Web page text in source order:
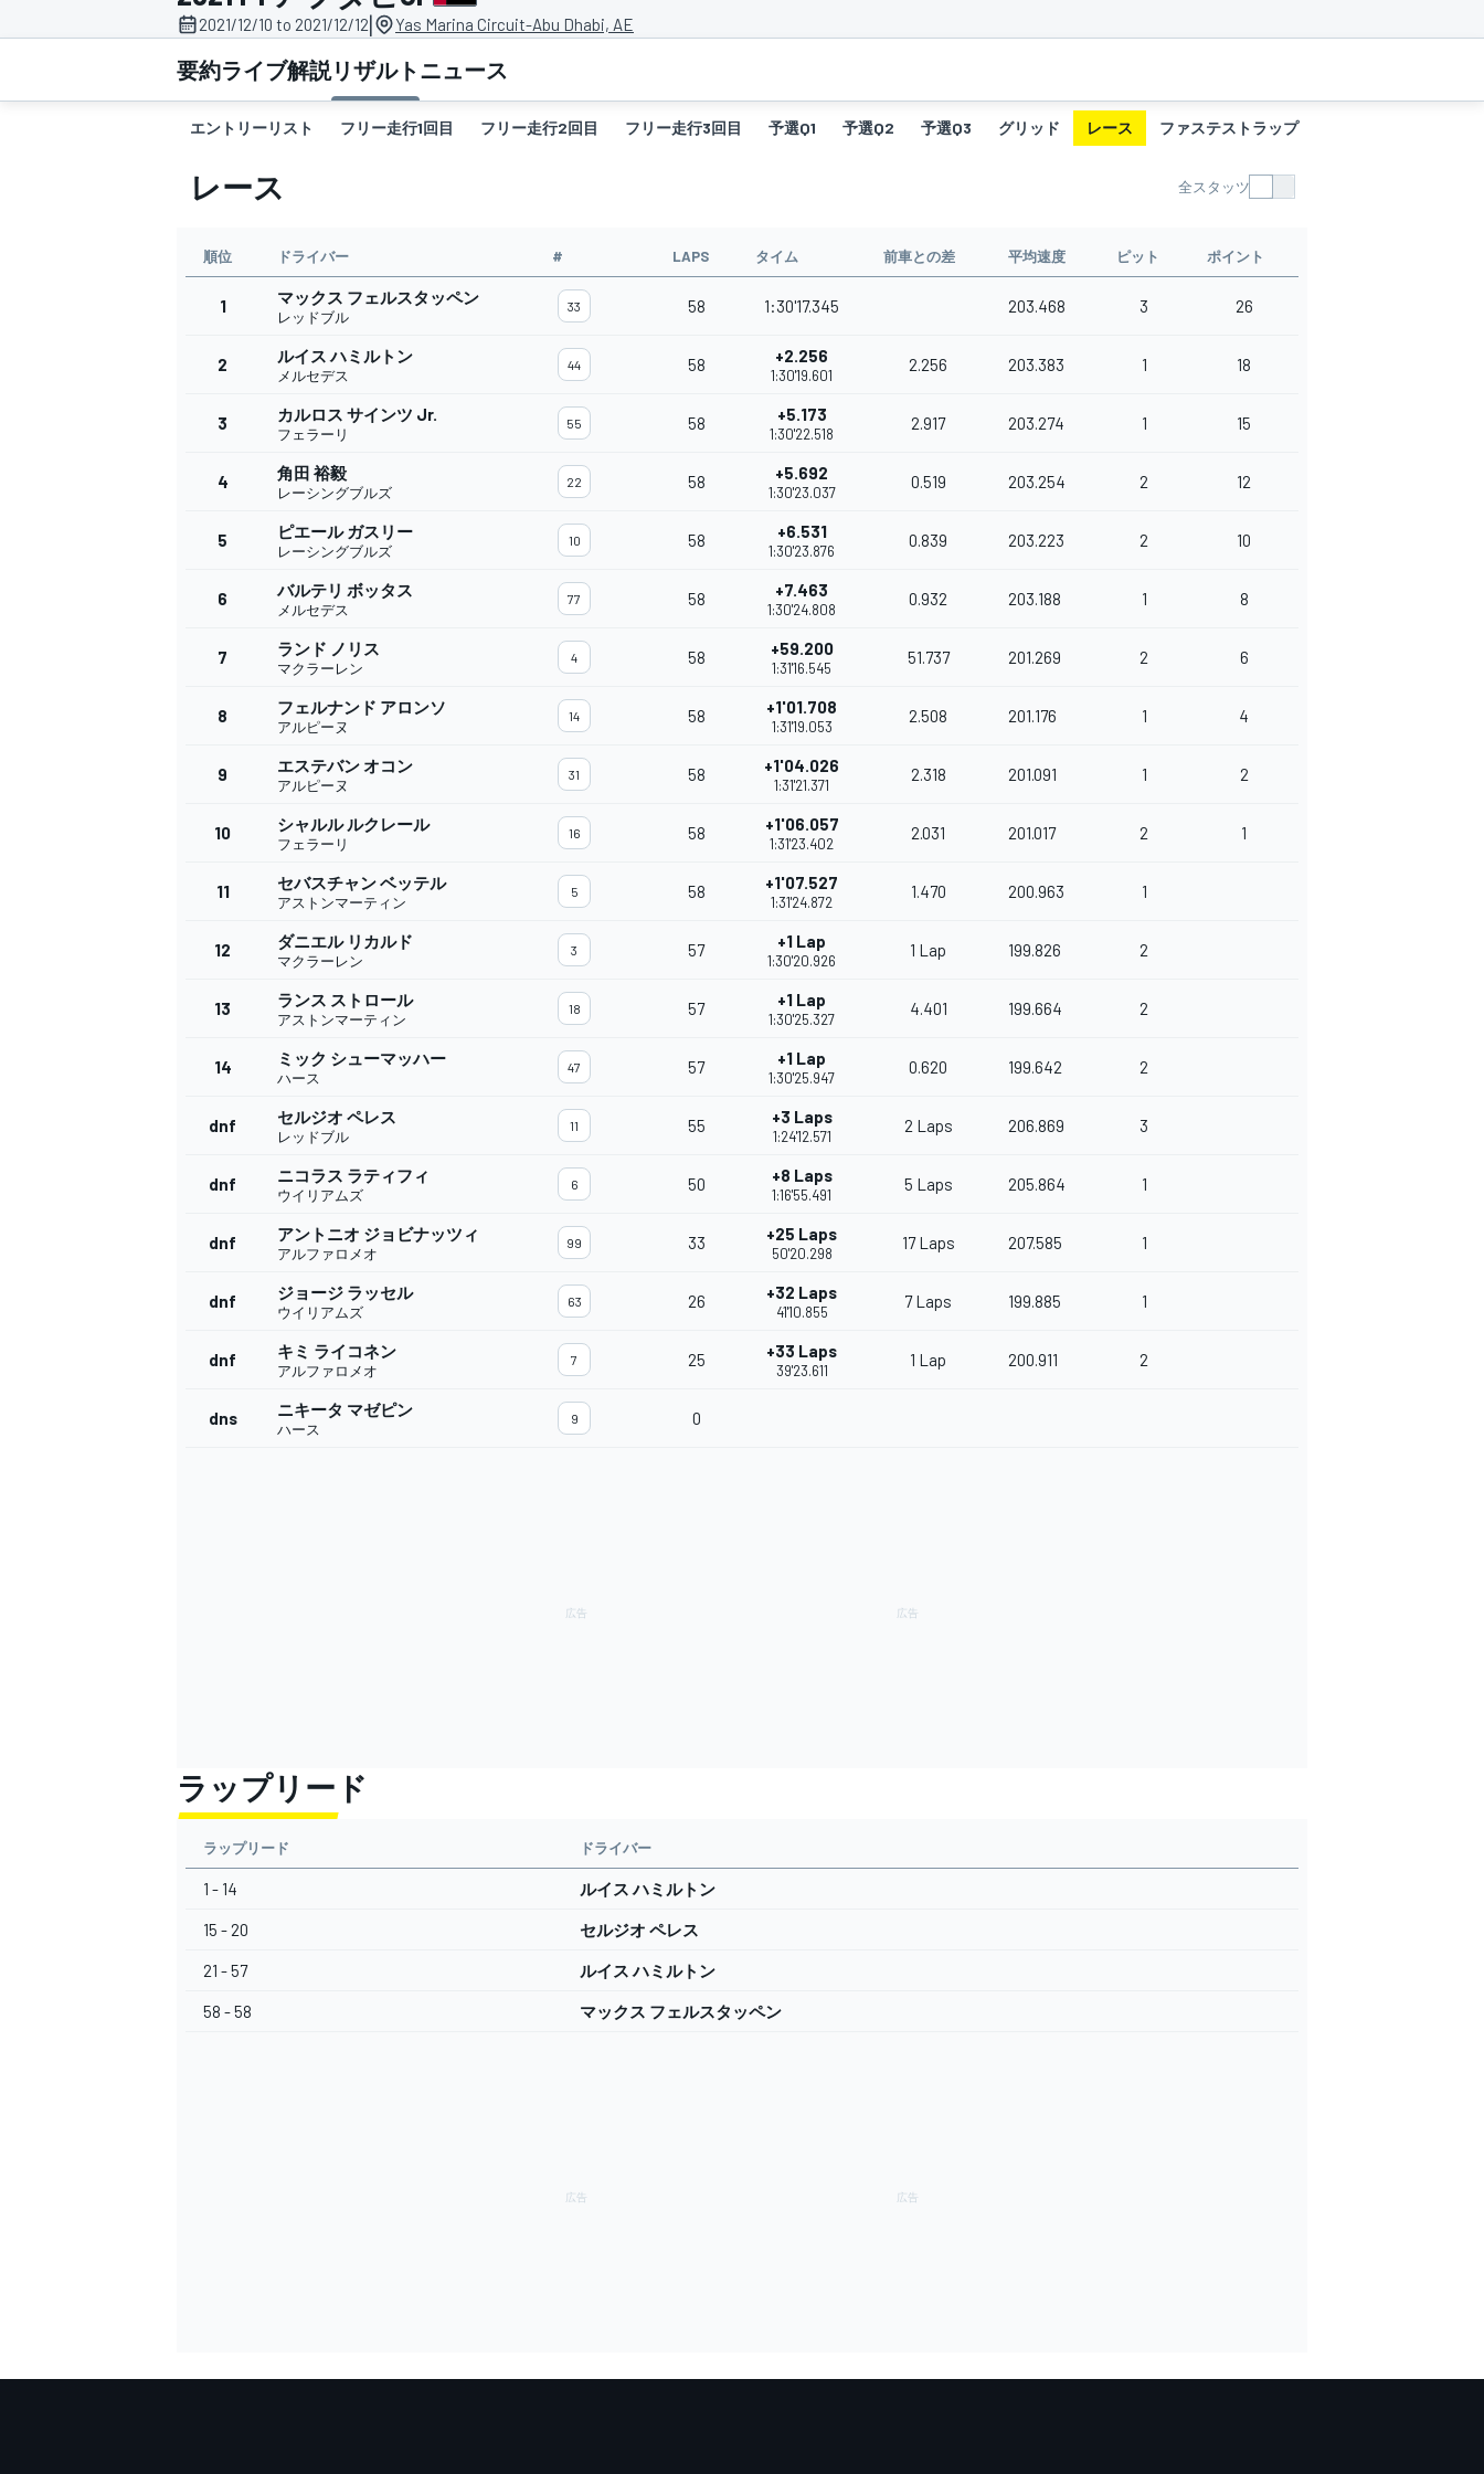
スーパーフォーミュラ
スーパーGT
フォーミュラE
すべてのカテゴリー
2021/12/10 to 2021/12/12| Yas Marina Circuit-Abu Dhabi, AE
要約ライブ解説リザルト ニュース
エントリーリスト フリー走行1回目 フリー走行2回目 フリー走行3回目 予選Q1 予選Q2 予選Q3 グリッド レース ファステストラップ
レース 全スタッツ
順位 ドライバー # LAPS タイム 前車との差 平均速度 ピット ポイント
1 マックス フェルスタッペン
レッドブル
33 58 1:30'17.345 203.468 3 26
2 ルイス ハミルトン
メルセデス
44 58 +2.256
1:30'19.601
2.256 203.383 1 18
3 カルロス サインツ Jr.
フェラーリ
55 58 +5.173
1:30'22.518
2.917 203.274 1 15
4 角田 裕毅
レーシングブルズ
22 58 +5.692
1:30'23.037
0.519 203.254 2 12
5 ピエール ガスリー
レーシングブルズ
10 58 +6.531
1:30'23.876
0.839 203.223 2 10
6 バルテリ ボッタス
メルセデス
77 58 +7.463
1:30'24.808
0.932 203.188 1 8
7 ランド ノリス
マクラーレン
4 58 +59.200
1:31'16.545
51.737 201.269 2 6
8 フェルナンド アロンソ
アルピーヌ
14 58 +1'01.708
1:31'19.053
2.508 201.176 1 4
9 エステバン オコン
アルピーヌ
31 58 +1'04.026
1:31'21.371
2.318 201.091 1 2
10 シャルル ルクレール
フェラーリ
16 58 +1'06.057
1:31'23.402
2.031 201.017 2 1
11 セバスチャン ベッテル
アストンマーティン
5 58 +1'07.527
1:31'24.872
1.470 200.963 1
12 ダニエル リカルド
マクラーレン
3 57 +1 Lap
1:30'20.926
1 Lap 199.826 2
13 ランス ストロール
アストンマーティン
18 57 +1 Lap
1:30'25.327
4.401 199.664 2
14 ミック シューマッハー
ハース
47 57 +1 Lap
1:30'25.947
0.620 199.642 2
dnf セルジオ ペレス
レッドブル
11 55 +3 Laps
1:24'12.571
2 Laps 206.869 3
dnf ニコラス ラティフィ
ウイリアムズ
6 50 +8 Laps
1:16'55.491
5 Laps 205.864 1
dnf アントニオ ジョビナッツィ
アルファロメオ
99 33 +25 Laps
50'20.298
17 Laps 207.585 1
dnf ジョージ ラッセル
ウイリアムズ
63 26 +32 Laps
41'10.855
7 Laps 199.885 1
dnf キミ ライコネン
アルファロメオ
7 25 +33 Laps
39'23.611
1 Lap 200.911 2
dns ニキータ マゼピン
ハース
9 0
ラップリード
ラップリード ドライバー
1 - 14 ルイス ハミルトン
15 - 20 セルジオ ペレス
21 - 57 ルイス ハミルトン
58 - 58 マックス フェルスタッペン